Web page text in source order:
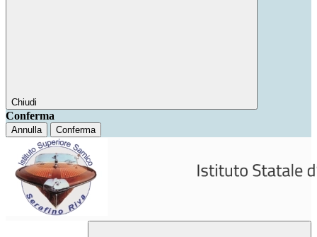
Chiudi
Conferma
Annulla Conferma